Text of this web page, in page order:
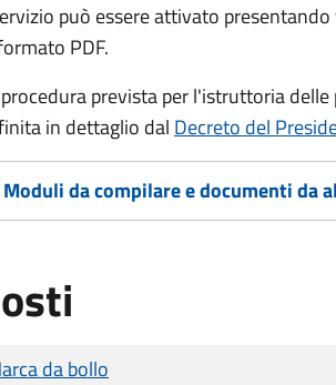
può essere attivato
PDF.
prevista per l'istruttoria
in dettaglio dal Decreto del
Moduli da compilare e documenti da
di pagamento
da bollo